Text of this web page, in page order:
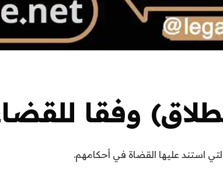
وفقا
استند عليها القضاة في أحكامهم.